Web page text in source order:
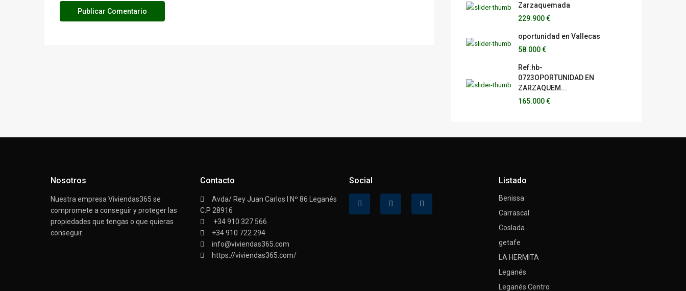
Zarzaquemada
229.900 €
oportunidad en Vallecas
58.000 €
Ref:hb-
0723OPORTUNIDAD EN
ZARZAQUEM...
165.000 €
Nosotros
Nuestra empresa Viviendas365 se
compromete a conseguir y proteger las
propiedades que tengas o que quieras
conseguir.
Contacto
Avda/ Rey Juan Carlos I Nº 86 Leganés
C.P 28916
+34 910 327 566
+34 910 722 294
info@viviendas365.com
https://viviendas365.com/
Social Listado
Benissa
Carrascal
Coslada
getafe
LA HERMITA
Leganés
Leganés Centro